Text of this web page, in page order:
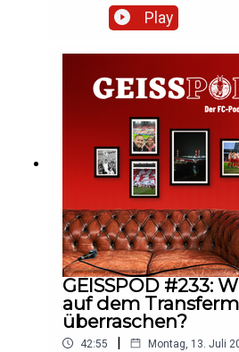
Marc mit sky-Reporter
Transfer-Strategie der
Play
GEISSPOD #233:
auf dem
überraschen?
42:55 | Montag, 13. Juli